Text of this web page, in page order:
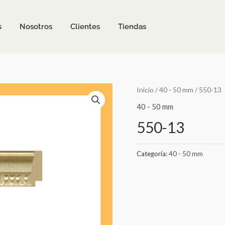
Nosotros Clientes Tiendas
Inicio /40 - 50 mm / 550-13
40 - 50 mm
550-13
Categoría:40 - 50 mm